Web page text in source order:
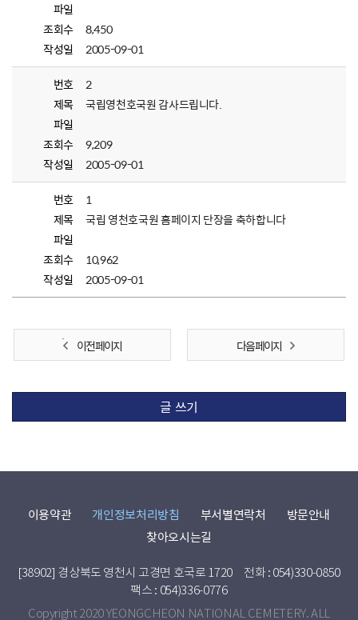
파일
조회수
8,450
작성일
2005-09-01
번호
2
제목
국립영천호국원 감사드립니다.
파일
조회수
9,209
작성일
2005-09-01
번호
1
제목
국립 영천호국원 홈페이지 단장을 축하합니다
파일
조회수
10,962
작성일
2005-09-01
이전 페이지 다음 페이지
글 쓰기
이용약관 개인정보처리방침 부서별연락처
방문안내
찾아오시는길
[38902] 경상북도 영천시 고경면 호국로 1720
전화 : 054)330-0850
팩스 : 054)336-0776
Copyright 2020 YEONGCHEON NATIONAL CEMETERY. ALL